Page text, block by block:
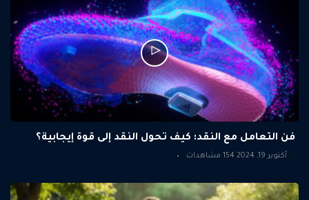
فن التعامل مع النقد: كيف تحول النقد إلى قوة إيجابية؟
أكتوبر 19, 2024 154 مشاهدات